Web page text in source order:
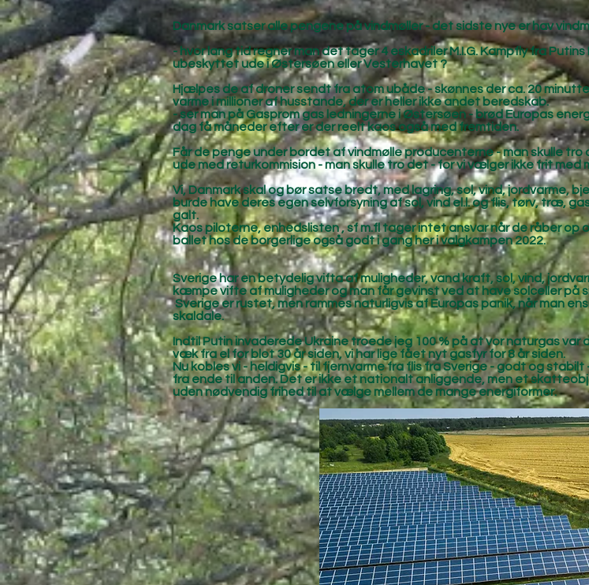
Danmark satser alle pengene på vindmøller - det sidste nye er hav
- hvor lang tid regner man det tager 4 eskadriler M.I.G. Kampfly fra
ubeskyttet ude i Østersøen eller Vesterhavet ?
Hjælpes de af droner sendt fra atom ubåde - skønnes der ca. 20
varme i millioner af husstande, der er heller ikke andet beredskab.
- ser man på Gasprom gas ledningerne i Østersøen - brød Europas
dag få måneder efter er der reelt kaos også med fremtiden.
Får de penge under bordet af vindmølle producenterne - man skulle tro
ude med returkommision - man skulle tro det - for vi vælger ikke frit med
Vi, Danmark skal og bør satse bredt, med lagring, sol, vind, jordvarme,
burde have deres egen selvforsyning af sol, vind el.l. og flis, tørv, træ,
galt.
Kaos piloterne, enhedslisten , sf m.fl tager intet ansvar når de råber op
ballet hos de borgerlige også godt i gang her i valgkampen 2022.
Sverige har en betydelig vifta af muligheder, vand kraft, sol, vind,
kæmpe vifte af muligheder og man får gevinst ved at have solceller på
Sverige er rustet, men rammes naturligvis af Europas panik, når man
skaldale.
Indtil Putin invaderede Ukraine troede jeg 100 % på at vor naturgas
væk fra el for blot 30 år siden, vi har lige fået nyt gasfyr for 8 år siden.
Nu kobles vi - heldigvis - til fjernvarme fra flis fra Sverige - godt og
fra ende til anden. Det er ikke et nationalt anliggende, men et
uden nødvendig frihed til at vælge mellem de mange energiformer.